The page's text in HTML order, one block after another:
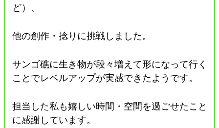
ど）、
他の創作・捻りに挑戦しました。
サンゴ礁に生き物が段々増えて形になって行く
ことでレベルアップが実感できたようです。
担当した私も嬉しい時間・空間を過ごせたこと
に感謝しています。